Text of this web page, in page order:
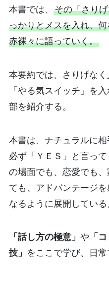
本書では、 その「さり
っかりとメスを入れ、
赤裸々に語っていく。
本要約では、さりげな
「やる気スイッチ」を
部を紹介する。
本書は、ナチュラルに相
必ず「ＹＥＳ」と言っ
の場面でも、恋愛でも
ても、アドバンテージ
なるように展開している
「話し方の極意」 や 「
技」 をここで学び、日常